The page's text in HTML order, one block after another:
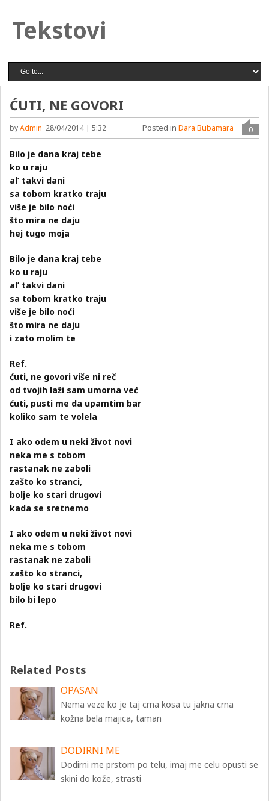
Tekstovi
ĆUTI, NE GOVORI
byAdmin 28/04/2014 | 5:32 0
Posted in Dara Bubamara
Bilo je dana kraj tebe
ko u raju
al’ takvi dani
sa tobom kratko traju
više je bilo noći
što mira ne daju
hej tugo moja
Bilo je dana kraj tebe
ko u raju
al’ takvi dani
sa tobom kratko traju
više je bilo noći
što mira ne daju
i zato molim te
Ref.
ćuti, ne govori više ni reč
od tvojih laži sam umorna već
ćuti, pusti me da upamtim bar
koliko sam te volela
I ako odem u neki život novi
neka me s tobom
rastanak ne zaboli
zašto ko stranci,
bolje ko stari drugovi
kada se sretnemo
I ako odem u neki život novi
neka me s tobom
rastanak ne zaboli
zašto ko stranci,
bolje ko stari drugovi
bilo bi lepo
Ref.
Related Posts
OPASAN
Nema veze ko je taj crna kosa tu jakna crna
kožna bela majica, taman
DODIRNI ME
Dodirni me prstom po telu, imaj me celu opusti se
skini do kože, strasti